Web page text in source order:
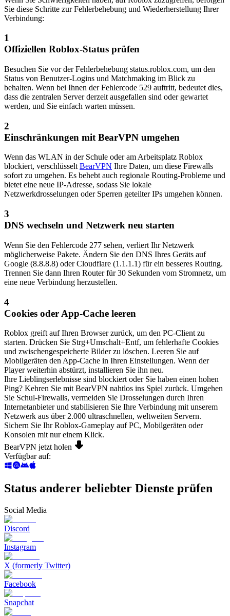
Sie diese Schritte zur Fehlerbehebung und Wiederherstellung Ihrer
Verbindung:
1
Offiziellen Roblox-Status prüfen
Besuchen Sie vor der Fehlerbehebung status.roblox.com, um den
Status von Benutzer-Logins und Matchmaking im Blick zu
behalten. Wenn bei Ihnen der Fehlercode 529 auftritt, bedeutet dies,
dass die zentralen Server derzeit ausgefallen sind oder gewartet
werden, und Sie einfach warten müssen.
2
Einschränkungen mit BearVPN umgehen
Wenn das WLAN in der Schule oder am Arbeitsplatz Roblox
blockiert, verschlüsseltBearVPN Ihre Daten, um diese Firewalls
sofort zu umgehen. Es behebt auch regionale Routing-Probleme und
bietet eine neue IP-Adresse, sodass Sie lokale
Netzwerkdrosselungen oder Sperren geteilter IPs umgehen können.
3
DNS wechseln und Netzwerk neu starten
Wenn Sie den Fehlercode 277 sehen, verliert Ihr Netzwerk
möglicherweise Pakete. Ändern Sie den DNS Ihres Geräts auf
Google (8.8.8.8) oder Cloudflare (1.1.1.1) für ein besseres Routing.
Trennen Sie dann Ihren Router für 30 Sekunden vom Stromnetz, um
eine neue Verbindung herzustellen.
4
Cookies oder App-Cache leeren
Roblox greift auf Ihren Browser zurück, um den PC-Client zu
starten. Drücken Sie Strg+Umschalt+Entf, um fehlerhafte Cookies
und zwischengespeicherte Bilder zu löschen. Leeren Sie auf
Mobilgeräten den App-Cache in Ihren Einstellungen. Wenn der
Player weiterhin abstürzt, installieren Sie ihn neu.
Ihre Lieblingserlebnisse sind blockiert oder Sie haben einen hohen
Ping? Kehren Sie mit BearVPN nahtlos ins Spiel zurück. Umgehen
Sie Schul-Firewalls, vermeiden Sie Drosselungen durch Ihren
Internetanbieter und stabilisieren Sie Ihre Verbindung mit unserem
Netzwerk aus über 2.000 ultraschnellen, weltweiten Servern.
Sichern Sie Ihr Roblox-Gameplay auf PC, Mobilgeräten oder
Konsolen mit nur einem Klick.
BearVPN jetzt holen
Verfügbar auf:
Status anderer beliebter Dienste prüfen
Social Media
Discord
Instagram
X (formerly Twitter)
Facebook
Snapchat